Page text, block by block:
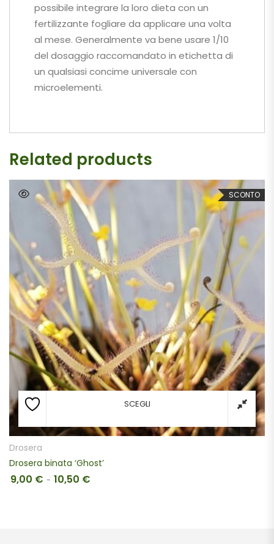
possibile integrare la loro dieta con un
fertilizzante fogliare da applicare una volta
al mese. Generalmente va bene usare 1/10
del dosaggio raccomandato in etichetta di
un qualsiasi concime universale con
microelementi.
Related products
SCONTO
SCEGLI
Drosera
Drosera binata ‘Ghost’
9,00 € - 10,50 €